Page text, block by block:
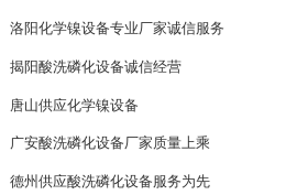
洛阳化学镍设备专业厂家诚信服务
揭阳酸洗磷化设备诚信经营
唐山供应化学镍设备
广安酸洗磷化设备厂家质量上乘
德州供应酸洗磷化设备服务为先